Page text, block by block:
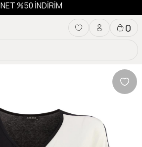
NET %50 İNDİRİM
0